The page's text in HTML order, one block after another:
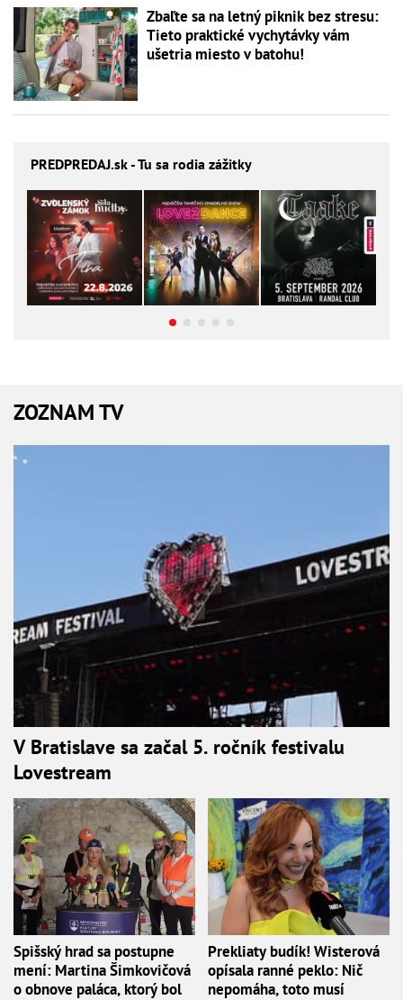
Zbaľte sa na letný piknik bez stresu:
Tieto praktické vychytávky vám
ušetria miesto v batohu!
PREDPREDAJ.sk - Tu sa rodia zážitky
ZOZNAM TV
V Bratislave sa začal 5. ročník festivalu
Lovestream
Spišský hrad sa postupne
mení: Martina Šimkovičová
o obnove paláca, ktorý bol
Prekliaty budík! Wisterová
opísala ranné peklo: Nič
nepomáha, toto musí